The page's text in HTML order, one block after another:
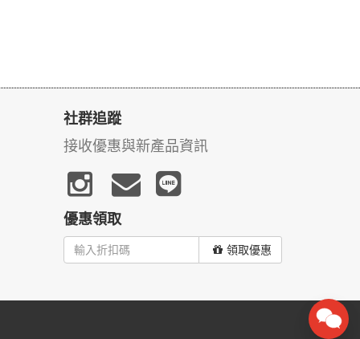
社群追蹤
接收優惠與新產品資訊
優惠領取
領取優惠